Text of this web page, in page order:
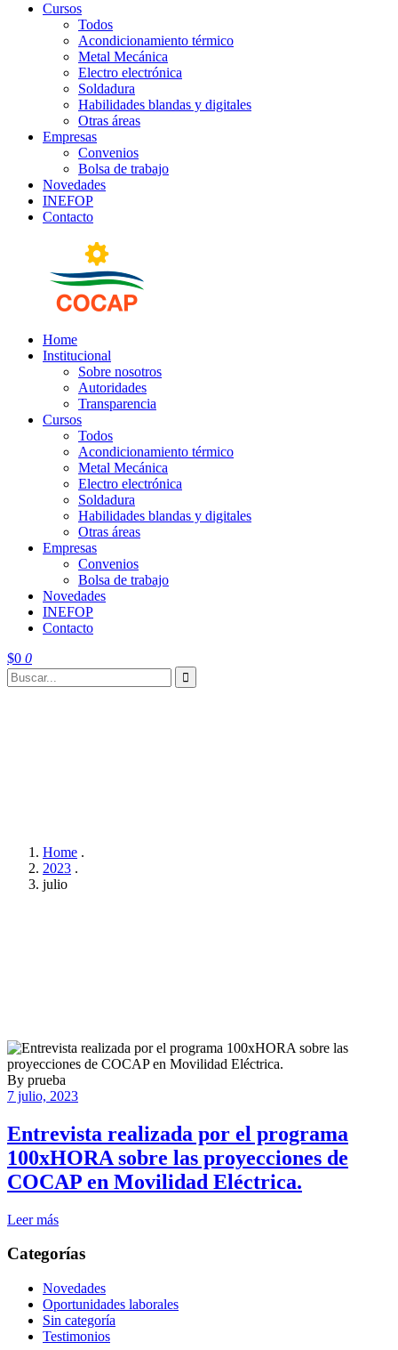
Cursos
Todos
Acondicionamiento térmico
Metal Mecánica
Electro electrónica
Soldadura
Habilidades blandas y digitales
Otras áreas
Empresas
Convenios
Bolsa de trabajo
Novedades
INEFOP
Contacto
Home
Institucional
Sobre nosotros
Autoridades
Transparencia
Cursos
Todos
Acondicionamiento térmico
Metal Mecánica
Electro electrónica
Soldadura
Habilidades blandas y digitales
Otras áreas
Empresas
Convenios
Bolsa de trabajo
Novedades
INEFOP
Contacto
$0 0
Home .
2023 .
julio
By prueba
7 julio, 2023
Entrevista realizada por el programa
100xHORA sobre las proyecciones de
COCAP en Movilidad Eléctrica.
Leer más
Categorías
Novedades
Oportunidades laborales
Sin categoría
Testimonios